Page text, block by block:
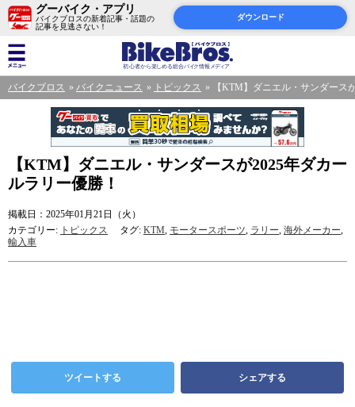
グーバイク・アプリ
バイクブロスの新着記事・話題の
記事を見逃さない！
ダウンロード
バイクブロス バイクニュース トピックス 【KTM】ダニエル・サンダース
【KTM】ダニエル・サンダースが2025年ダカー
ルラリー優勝！
掲載日：2025年01月21日（火）
カテゴリー: トピックス タグ: KTM, モータースポーツ, ラリー, 海外メーカー,
輸入車
ツイートする シェアする